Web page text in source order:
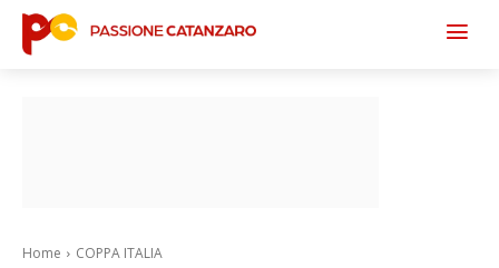
Home COPPA ITALIA